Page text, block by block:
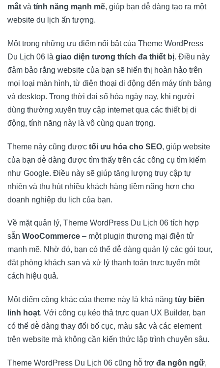
mắt và tính năng mạnh mẽ, giúp bạn dễ dàng tạo ra một
website du lịch ấn tượng.
Một trong những ưu điểm nổi bật của Theme WordPress
Du Lịch 06 là giao diện tương thích đa thiết bị. Điều này
đảm bảo rằng website của bạn sẽ hiển thị hoàn hảo trên
mọi loại màn hình, từ điện thoại di động đến máy tính bảng
và desktop. Trong thời đại số hóa ngày nay, khi người
dùng thường xuyên truy cập internet qua các thiết bị di
động, tính năng này là vô cùng quan trọng.
Theme này cũng được tối ưu hóa cho SEO, giúp website
của bạn dễ dàng được tìm thấy trên các công cụ tìm kiếm
như Google. Điều này sẽ giúp tăng lượng truy cập tự
nhiên và thu hút nhiều khách hàng tiềm năng hơn cho
doanh nghiệp du lịch của bạn.
Về mặt quản lý, Theme WordPress Du Lịch 06 tích hợp
sẵn WooCommerce – một plugin thương mại điện tử
mạnh mẽ. Nhờ đó, bạn có thể dễ dàng quản lý các gói tour,
đặt phòng khách sạn và xử lý thanh toán trực tuyến một
cách hiệu quả.
Một điểm cộng khác của theme này là khả năng tùy biến
linh hoạt. Với công cụ kéo thả trực quan UX Builder, bạn
có thể dễ dàng thay đổi bố cục, màu sắc và các element
trên website mà không cần kiến thức lập trình chuyên sâu.
Theme WordPress Du Lịch 06 cũng hỗ trợ đa ngôn ngữ,